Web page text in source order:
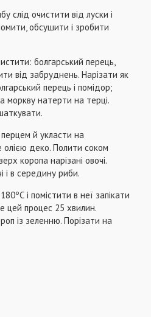
слід очистити від луски і
обсушити і зробити
болгарський перець,
від забруднень. Нарізати як
перець і помідор;
моркву натерти на терці.
й укласти на
олією деко. Полити соком
коропа нарізані овочі.
і в середину риби.
і помістити в неї запікати
цей процес 25 хвилин.
із зеленню. Порізати на